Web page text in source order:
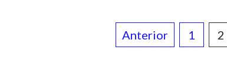
Paginação
Anterior 1 2